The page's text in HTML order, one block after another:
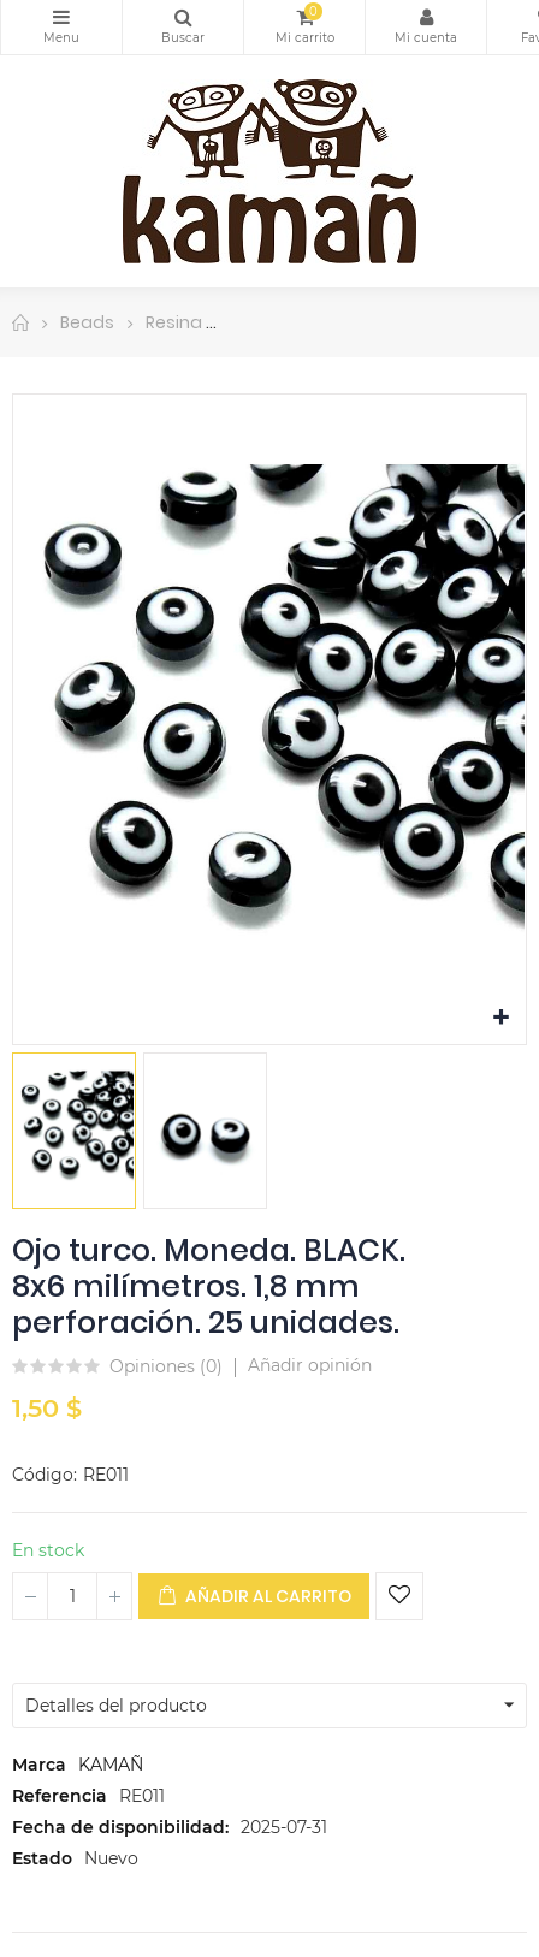
0
Beads Resina
Ojo turco. Moneda. BLACK.
8x6 milímetros. 1,8 mm
perforación. 25 unidades.
Opiniones (0) Añadir opinión
1,50 $
Código RE011
En stock
AÑADIR AL CARRITO
Detalles del producto
Marca
KAMAÑ
Referencia
RE011
Fecha de disponibilidad: 2025-07-31
Estado
Nuevo